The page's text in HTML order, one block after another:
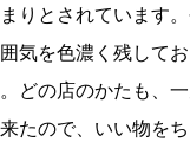
りとされています
気を色濃く残して
どの店のかたも、
たので、いい物を